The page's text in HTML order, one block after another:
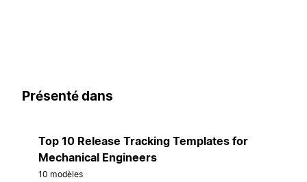
Présenté dans
Top 10 Release Tracking Templates for
Mechanical Engineers
10 modèles